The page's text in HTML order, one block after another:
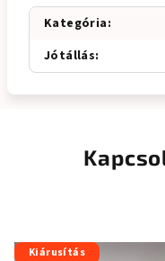
Kategória:
Jótállás:
Kiárusítás